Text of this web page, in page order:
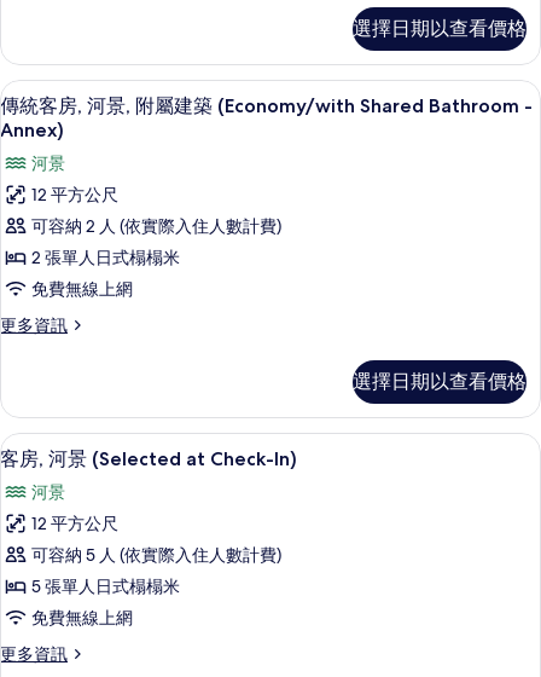
Shared
Bathroom
-
Annex)
的
所
有
相
片
客
房,
河
景
Shared
Bathroom
Annex)
的
情
選擇日期以查看價格
顯
示
傳
統
客
房,
河
景,
建
築
(Economy/with
Shared
Bathroom
-
Annex)
的
所
4
傳統客房, 河景, 附屬建築 (Economy/with Shared Bathroom -
Annex)
河景
12 平方公尺
可容納 2 人 (依實際入住人數計費)
2 張單人日式榻榻米
免費無線上網
更多資訊
更
客
房,
河
附
屬
建
築
(Economy/with
Shared
Bathroom
-
選擇日期以查看價格
顯
客
房,
河
景
(Selected
at
4
客房, 河景 (Selected at Check-In)
河景
12 平方公尺
可容納 5 人 (依實際入住人數計費)
5 張單人日式榻榻米
免費無線上網
更多資訊
更